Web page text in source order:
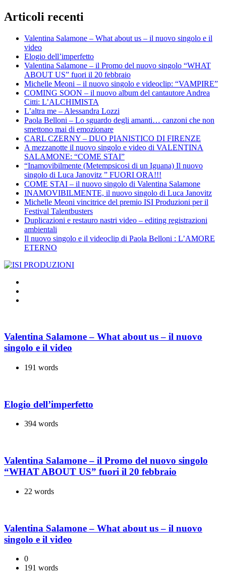
Articoli recenti
Valentina Salamone – What about us – il nuovo singolo e il
video
Elogio dell’imperfetto
Valentina Salamone – il Promo del nuovo singolo “WHAT
ABOUT US” fuori il 20 febbraio
Michelle Meoni – il nuovo singolo e videoclip: “VAMPIRE”
COMING SOON – il nuovo album del cantautore Andrea
Citti: L’ALCHIMISTA
L’altra me – Alessandra Lozzi
Paola Belloni – Lo sguardo degli amanti… canzoni che non
smettono mai di emozionare
CARL CZERNY – DUO PIANISTICO DI FIRENZE
A mezzanotte il nuovo singolo e video di VALENTINA
SALAMONE: “COME STAI”
“Inamovibilmente (Metempsicosi di un Iguana) Il nuovo
singolo di Luca Janovitz ” FUORI ORA!!!
COME STAI – il nuovo singolo di Valentina Salamone
INAMOVIBILMENTE, il nuovo singolo di Luca Janovitz
Michelle Meoni vincitrice del premio ISI Produzioni per il
Festival Talentbusters
Duplicazioni e restauro nastri video – editing registrazioni
ambientali
Il nuovo singolo e il videoclip di Paola Belloni : L’AMORE
ETERNO
Valentina Salamone – What about us – il nuovo
singolo e il video
191 words
Elogio dell’imperfetto
394 words
Valentina Salamone – il Promo del nuovo singolo
“WHAT ABOUT US” fuori il 20 febbraio
22 words
Valentina Salamone – What about us – il nuovo
singolo e il video
0
191 words